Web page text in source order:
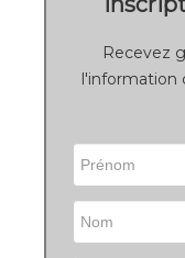
Recevez
l'information